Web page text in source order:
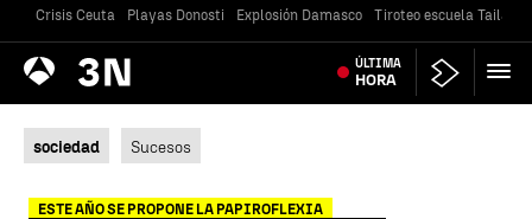
Crisis Ceuta Playas Donosti Explosión Damasco Tiroteo escuela
Antena
3 Noticias ÚLTIMA
HORA
sociedad Sucesos
ESTE AÑO SE PROPONE LA PAPIROFLEXIA